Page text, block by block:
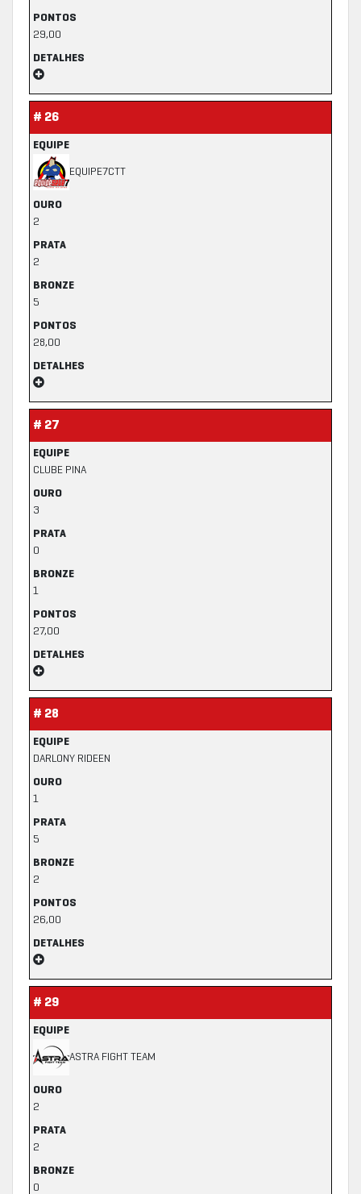
PONTOS
29,00
DETALHES
# 26
EQUIPE
EQUIPE7CTT
OURO
2
PRATA
2
BRONZE
5
PONTOS
28,00
DETALHES
# 27
EQUIPE
CLUBE PINA
OURO
3
PRATA
0
BRONZE
1
PONTOS
27,00
DETALHES
# 28
EQUIPE
DARLONY RIDEEN
OURO
1
PRATA
5
BRONZE
2
PONTOS
26,00
DETALHES
# 29
EQUIPE
ASTRA FIGHT TEAM
OURO
2
PRATA
2
BRONZE
0